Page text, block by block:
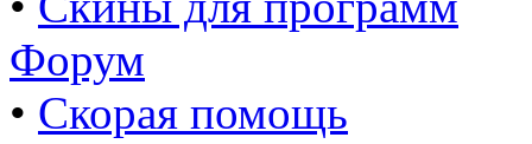
Форум
• Скорая помощь